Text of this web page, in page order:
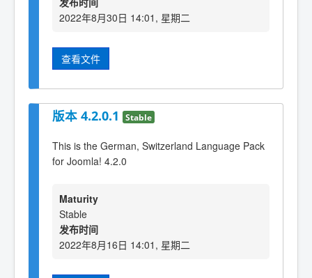
2022年8月30日 14:01, 星期二
查看文件
版本 4.2.0.1 Stable
This is the German, Switzerland Language Pack
for Joomla! 4.2.0
Maturity
Stable
发布时间
2022年8月16日 14:01, 星期二